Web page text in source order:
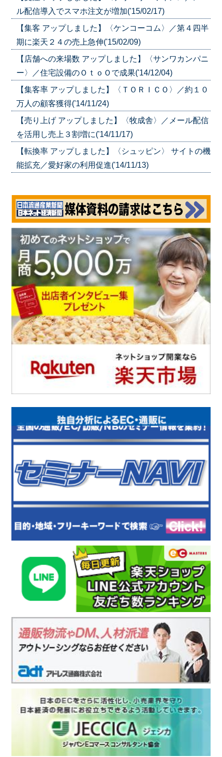
ル配信導入でスマホ注文が増加('15/02/17)
【集客 アップしました】〈ケンコーコム〉／第４四半
期に楽天２４の売上急伸('15/02/09)
【店舗への来場数 アップしました】〈サンワカンパニ
ー〉／住宅設備のＯｔｏＯで成果('14/12/04)
【集客率 アップしました】〈ＴＯＲＩＣＯ〉／約１０
万人の顧客獲得('14/11/24)
【売り上げ アップしました】〈牧成舎〉／メール配信
を活用し売上３割増に('14/11/17)
【転換率 アップしました】〈シュッピン〉 サイトの機
能拡充／愛好家の利用促進('14/11/13)